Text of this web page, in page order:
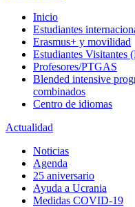
Inicio
Estudiantes
Erasmus+ y movilidad
Estudiantes Visitantes
Profesores/PTGAS
Blended intensive
combinados
Centro de idiomas
Actualidad
Noticias
Agenda
25 aniversario
Ayuda a Ucrania
Medidas COVID-19